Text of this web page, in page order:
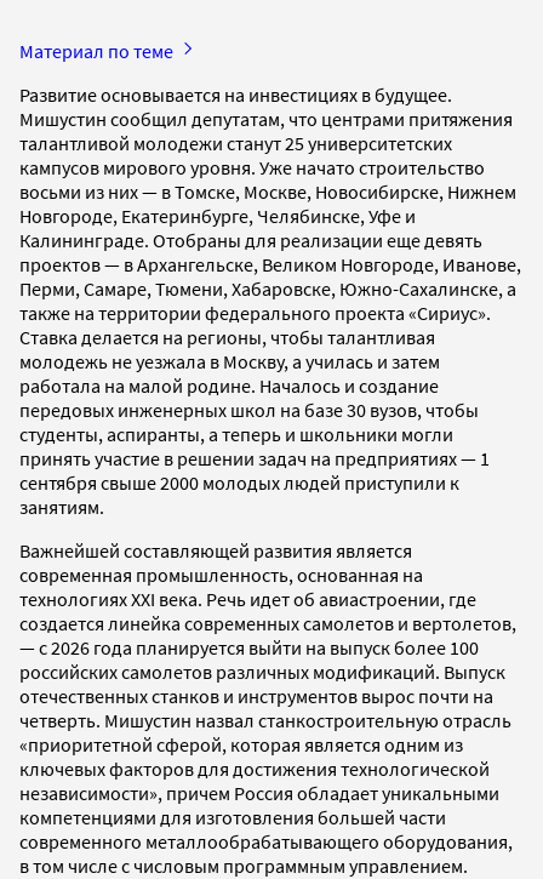
Материал по теме
Развитие основывается на инвестициях в будущее.
Мишустин сообщил депутатам, что центрами притяжения
талантливой молодежи станут 25 университетских
кампусов мирового уровня. Уже начато строительство
восьми из них — в Томске, Москве, Новосибирске, Нижнем
Новгороде, Екатеринбурге, Челябинске, Уфе и
Калининграде. Отобраны для реализации еще девять
проектов — в Архангельске, Великом Новгороде, Иванове,
Перми, Самаре, Тюмени, Хабаровске, Южно-Сахалинске, а
также на территории федерального проекта «Сириус».
Ставка делается на регионы, чтобы талантливая
молодежь не уезжала в Москву, а училась и затем
работала на малой родине. Началось и создание
передовых инженерных школ на базе 30 вузов, чтобы
студенты, аспиранты, а теперь и школьники могли
принять участие в решении задач на предприятиях — 1
сентября свыше 2000 молодых людей приступили к
занятиям.
Важнейшей составляющей развития является
современная промышленность, основанная на
технологиях XXI века. Речь идет об авиастроении, где
создается линейка современных самолетов и вертолетов,
— с 2026 года планируется выйти на выпуск более 100
российских самолетов различных модификаций. Выпуск
отечественных станков и инструментов вырос почти на
четверть. Мишустин назвал станкостроительную отрасль
«приоритетной сферой, которая является одним из
ключевых факторов для достижения технологической
независимости», причем Россия обладает уникальными
компетенциями для изготовления большей части
современного металлообрабатывающего оборудования,
в том числе с числовым программным управлением.